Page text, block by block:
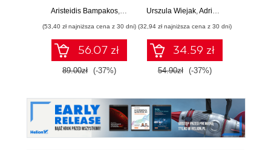
webowych z
frameworku
Angular 15.
Wydanie IV
Aristeidis Bampakos Pablo Deeleman
(53,40 zł najniższa cena z 30 dni)
56.07 zł
89.00zł (-37%)
zaawansowany.
Urszula Wiejak, Adrian Wojciechowski
(32,94 zł najniższa cena z 30 dni)
34.59 zł
54.90zł (-37%)